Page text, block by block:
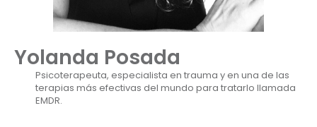
Yolanda Posada
Psicoterapeuta, especialista en trauma y en una de las
terapias más efectivas del mundo para tratarlo llamada
EMDR.